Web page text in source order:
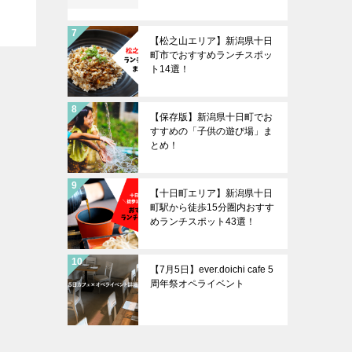
【松之山エリア】新潟県十日
町市でおすすめランチスポッ
ト14選！
【保存版】新潟県十日町でお
すすめの「子供の遊び場」ま
とめ！
【十日町エリア】新潟県十日
町駅から徒歩15分圏内おすす
めランチスポット43選！
【7月5日】ever.doichi cafe 5
周年祭オペライベント